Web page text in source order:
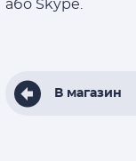
або Skype.
В магазин